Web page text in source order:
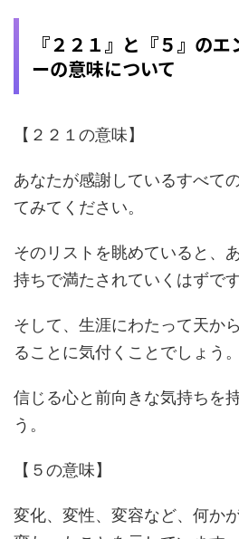
『２２１』と『５』の
ーの意味について
【２２１の意味】
あなたが感謝しているすべて
てみてください。
そのリストを眺めていると、
持ちで満たされていくはずです
そして、生涯にわたって天か
ることに気付くことでしょう。
信じる心と前向きな気持ちを
う。
【５の意味】
変化、変性、変容など、何か